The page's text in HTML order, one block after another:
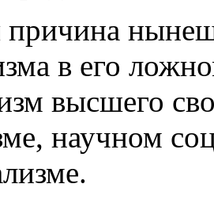
причина
в его
высшего
научном